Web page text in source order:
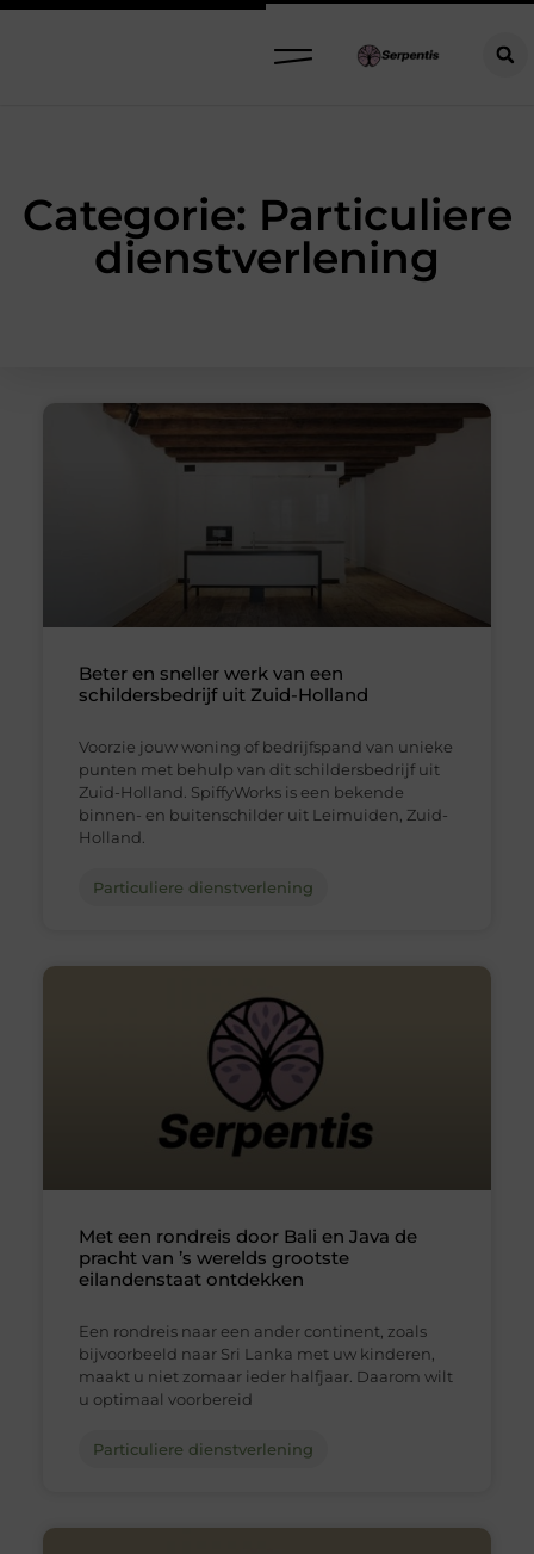
Categorie: Particuliere
dienstverlening
Beter en sneller werk van een
schildersbedrijf uit Zuid-Holland
Voorzie jouw woning of bedrijfspand van unieke
punten met behulp van dit schildersbedrijf uit
Zuid-Holland. SpiffyWorks is een bekende
binnen- en buitenschilder uit Leimuiden, Zuid-
Holland.
Particuliere dienstverlening
Met een rondreis door Bali en Java de
pracht van ’s werelds grootste
eilandenstaat ontdekken
Een rondreis naar een ander continent, zoals
bijvoorbeeld naar Sri Lanka met uw kinderen,
maakt u niet zomaar ieder halfjaar. Daarom wilt
u optimaal voorbereid
Particuliere dienstverlening